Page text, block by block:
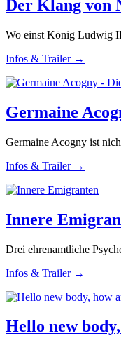
Der Klang von
Wo einst König Ludwig
Infos & Trailer →
Germaine
Germaine Acogny ist
Infos & Trailer →
Innere
Drei ehrenamtliche
Infos & Trailer →
Hello new